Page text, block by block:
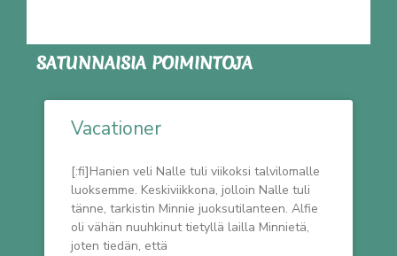
SATUNNAISIA POIMINTOJA
Vacationer
[:fi]Hanien veli Nalle tuli viikoksi talvilomalle
luoksemme. Keskiviikkona, jolloin Nalle tuli
tänne, tarkistin Minnie juoksutilanteen. Alfie
oli vähän nuuhkinut tietyllä lailla Minnietä,
joten tiedän, että